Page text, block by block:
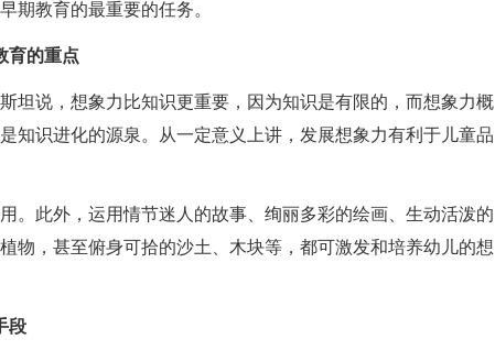
期教育的最重要的任务。
育的重点
坦说，想象力比知识更重要，因为知识是有限的，而想象力概
知识进化的源泉。从一定意义上讲，发展想象力有利于儿童品
。此外，运用情节迷人的故事、绚丽多彩的绘画、生动活泼的
物，甚至俯身可拾的沙土、木块等，都可激发和培养幼儿的想
段